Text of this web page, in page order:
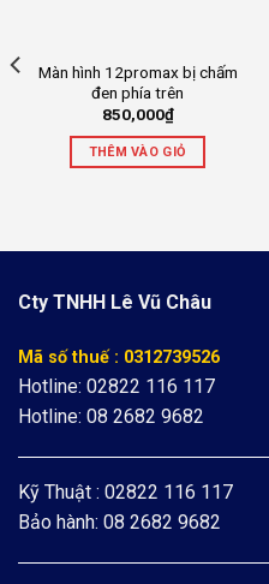
Màn hình 12promax bị chấm
đen phía trên
850,000₫
THÊM VÀO GIỎ
Cty TNHH Lê Vũ Châu
Mã số thuế : 0312739526
Hotline: 02822 116 117
Hotline: 08 2682 9682
Kỹ Thuật : 02822 116 117
Bảo hành: 08 2682 9682